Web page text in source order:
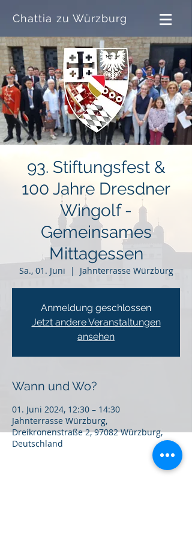
Chattia zu Würzburg
93. Stiftungsfest &
100 Jahre Dresdner
Wingolf -
Gemeinsames
Mittagessen
Sa., 01. Juni
  |
Jahnterrasse Würzburg
Anmeldung geschlossen
Jetzt andere Veranstaltungen
ansehen
Wann und Wo?
01. Juni 2024, 12:30 – 14:30
Jahnterrasse Würzburg,
Dreikronenstraße 2, 97082 Würzburg,
Deutschland